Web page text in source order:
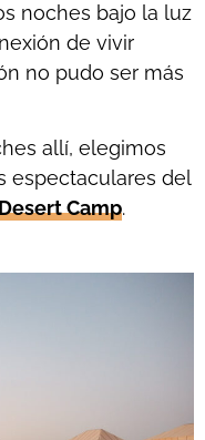
noches bajo la luz
de vivir
no pudo ser más
allí, elegimos
espectaculares del
Camp.